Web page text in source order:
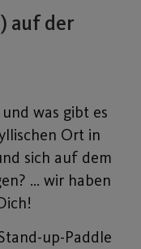
auf der
was gibt es
Ort in
sich auf dem
… wir haben
up-Paddle